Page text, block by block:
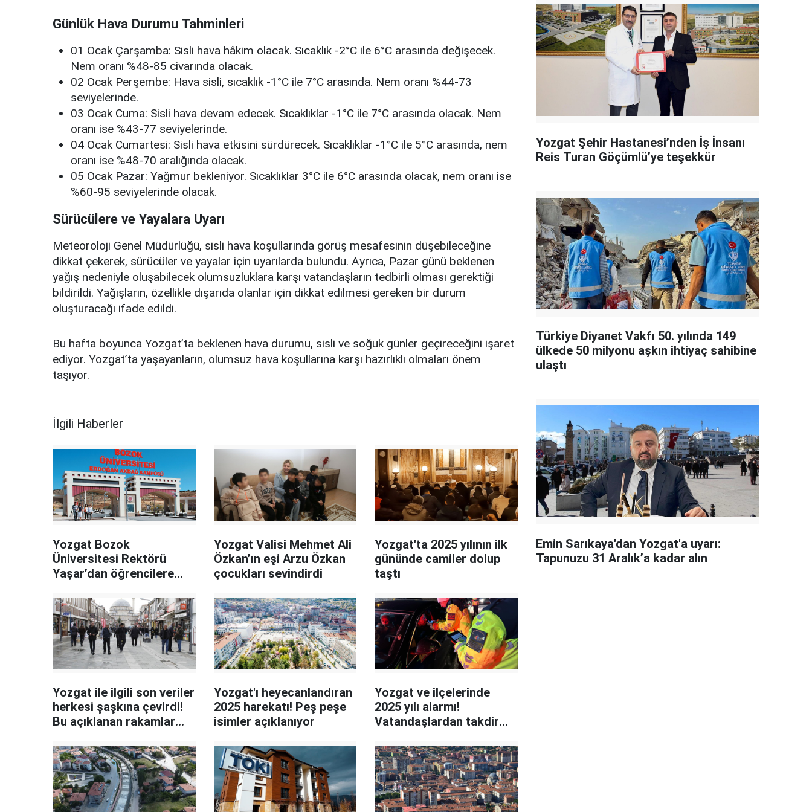
Günlük Hava Durumu Tahminleri
01 Ocak Çarşamba: Sisli hava hâkim olacak. Sıcaklık -2°C ile 6°C arasında değişecek.
Nem oranı %48-85 civarında olacak.
02 Ocak Perşembe: Hava sisli, sıcaklık -1°C ile 7°C arasında. Nem oranı %44-73
seviyelerinde.
03 Ocak Cuma: Sisli hava devam edecek. Sıcaklıklar -1°C ile 7°C arasında olacak. Nem
oranı ise %43-77 seviyelerinde.
04 Ocak Cumartesi: Sisli hava etkisini sürdürecek. Sıcaklıklar -1°C ile 5°C arasında, nem
oranı ise %48-70 aralığında olacak.
05 Ocak Pazar: Yağmur bekleniyor. Sıcaklıklar 3°C ile 6°C arasında olacak, nem oranı ise
%60-95 seviyelerinde olacak.
Sürücülere ve Yayalara Uyarı
Meteoroloji Genel Müdürlüğü, sisli hava koşullarında görüş mesafesinin düşebileceğine
dikkat çekerek, sürücüler ve yayalar için uyarılarda bulundu. Ayrıca, Pazar günü beklenen
yağış nedeniyle oluşabilecek olumsuzluklara karşı vatandaşların tedbirli olması gerektiği
bildirildi. Yağışların, özellikle dışarıda olanlar için dikkat edilmesi gereken bir durum
oluşturacağı ifade edildi.
Bu hafta boyunca Yozgat’ta beklenen hava durumu, sisli ve soğuk günler geçireceğini işaret
ediyor. Yozgat’ta yaşayanların, olumsuz hava koşullarına karşı hazırlıklı olmaları önem
taşıyor.
İlgili Haberler
Yozgat Bozok
Üniversitesi Rektörü
Yaşar’dan öğrencilere
Yozgat Valisi Mehmet Ali
Özkan’ın eşi Arzu Özkan
çocukları sevindirdi
Yozgat'ta 2025 yılının ilk
gününde camiler dolup
taştı
Yozgat ile ilgili son veriler
herkesi şaşkına çevirdi!
Bu açıklanan rakamlar
Yozgat'ı heyecanlandıran
2025 harekatı! Peş peşe
isimler açıklanıyor
Yozgat ve ilçelerinde
2025 yılı alarmı!
Vatandaşlardan takdir
Yozgat Şehir Hastanesi’nden İş İnsanı
Reis Turan Göçümlü’ye teşekkür
Türkiye Diyanet Vakfı 50. yılında 149
ülkede 50 milyonu aşkın ihtiyaç sahibine
ulaştı
Emin Sarıkaya'dan Yozgat'a uyarı:
Tapunuzu 31 Aralık’a kadar alın